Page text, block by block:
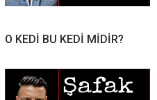
O KEDİ BU KEDİ MİDİR?